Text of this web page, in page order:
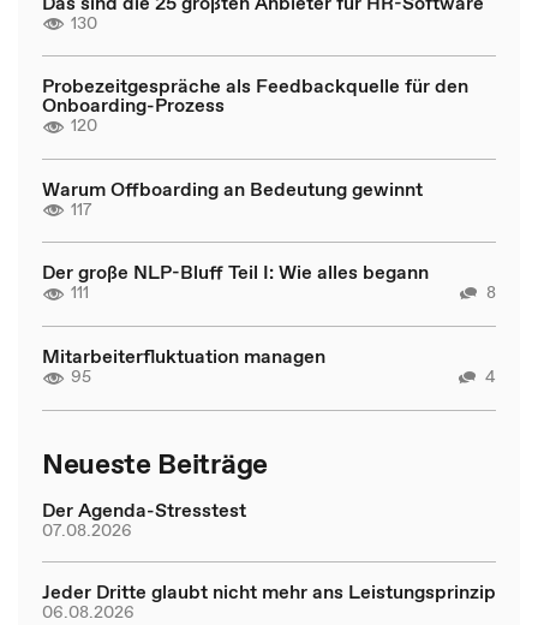
130
Probezeitgespräche als Feedbackquelle für den
Onboarding-Prozess
120
Warum Offboarding an Bedeutung gewinnt
117
Der große NLP-Bluff Teil I: Wie alles begann
111 8
Mitarbeiterfluktuation managen
95 4
Neueste Beiträge
Der Agenda-Stresstest
07.08.2026
Jeder Dritte glaubt nicht mehr ans Leistungsprinzip
06.08.2026